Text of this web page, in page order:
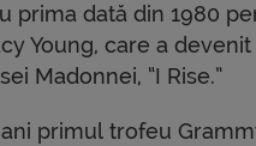
prima dată din 1980
Young, care a
Madonnei, “I Rise.”
ani primul trofeu